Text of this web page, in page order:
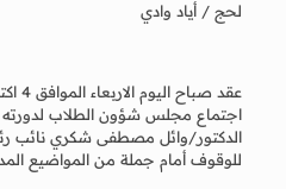
لحج / أياد وادي
اجتماع مجلس شؤون الطلاب لدورته
الدكتور/وائل مصطفى شكري نائب
للوقوف أمام جملة من المواضيع